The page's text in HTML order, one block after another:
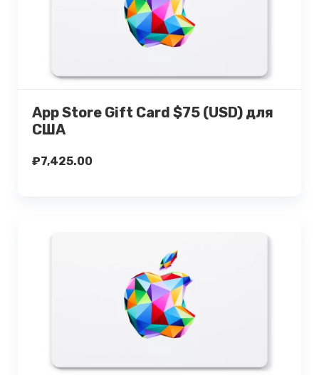
App Store Gift Card $75 (USD) для
США
₽7,425.00
Подробнее
Подробнее